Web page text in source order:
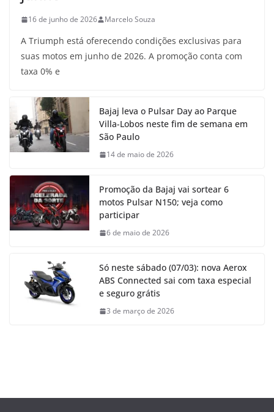
16 de junho de 2026 Marcelo Souza
A Triumph está oferecendo condições exclusivas para
suas motos em junho de 2026. A promoção conta com
taxa 0% e
Bajaj leva o Pulsar Day ao Parque
Villa-Lobos neste fim de semana em
São Paulo
14 de maio de 2026
Promoção da Bajaj vai sortear 6
motos Pulsar N150; veja como
participar
6 de maio de 2026
Só neste sábado (07/03): nova Aerox
ABS Connected sai com taxa especial
e seguro grátis
3 de março de 2026